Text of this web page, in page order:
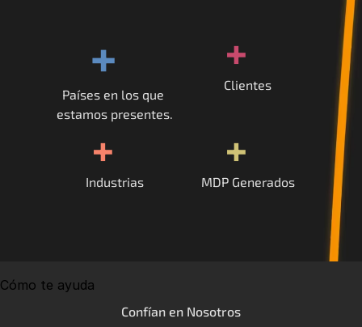
Contáctanos
+
Países en los que
estamos presentes.
+
Clientes
+
Industrias
+
MDP Generados
Cómo te ayuda
Confían en Nosotros